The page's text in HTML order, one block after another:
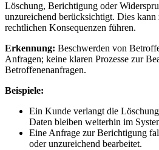
Löschung, Berichtigung oder
unzureichend berücksichtigt. Dies kann
rechtlichen Konsequenzen führen.
Erkennung: Beschwerden von
Anfragen; keine klaren Prozesse zur
Betroffenenanfragen.
Beispiele:
Ein Kunde verlangt die
Daten bleiben weiterhin im
Eine Anfrage zur Berichtigung
oder unzureichend bearbeitet.